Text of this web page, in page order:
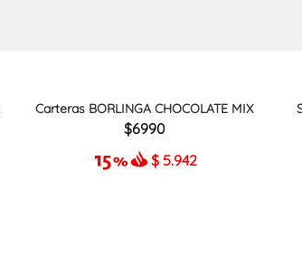
Carteras BORLINGA CHOCOLATE MIX
6990
$ 5.942